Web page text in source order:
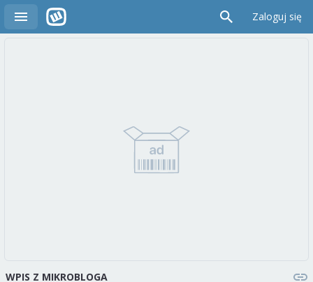
Zaloguj się
WPIS Z MIKROBLOGA